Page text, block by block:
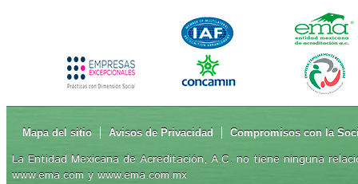
Mapa del sitio Avisos de Privacidad Compromisos con la
La Entidad Mexicana de Acreditación, A.C. no tiene ninguna
www.ema.com y www.ema.com.mx